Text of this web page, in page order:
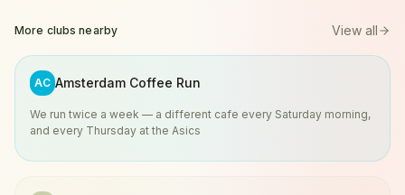
More clubs nearby View all
AC Amsterdam Coffee Run
We run twice a week — a different cafe every Saturday morning,
and every Thursday at the Asics